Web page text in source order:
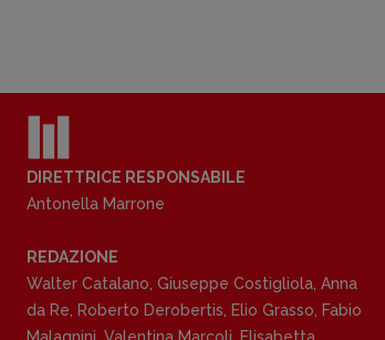
DIRETTRICE RESPONSABILE
Antonella Marrone
REDAZIONE
Walter Catalano, Giuseppe Costigliola, Anna
da Re, Roberto Derobertis, Elio Grasso, Fabio